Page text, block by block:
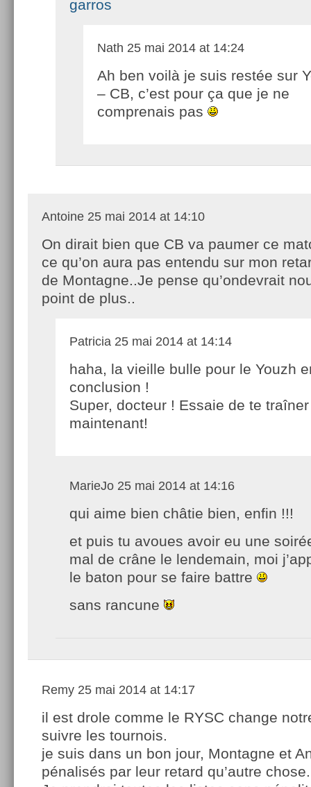
garros
Nath 25 mai 2014 at 14:24
Ah ben voilà je suis restée sur
– CB, c’est pour ça que je ne
comprenais pas
Antoine 25 mai 2014 at 14:10
On dirait bien que CB va paumer ce
ce qu’on aura pas entendu sur mon
de Montagne..Je pense qu’ondevrait
point de plus..
Patricia 25 mai 2014 at 14:14
haha, la vieille bulle pour le Youzh
conclusion !
Super, docteur ! Essaie de te
maintenant!
MarieJo 25 mai 2014 at 14:16
qui aime bien châtie bien, enfin !!!
et puis tu avoues avoir eu une
mal de crâne le lendemain, moi
le baton pour se faire battre
sans rancune
Remy 25 mai 2014 at 14:17
il est drole comme le RYSC change
suivre les tournois.
je suis dans un bon jour, Montagne et
pénalisés par leur retard qu’autre chose.